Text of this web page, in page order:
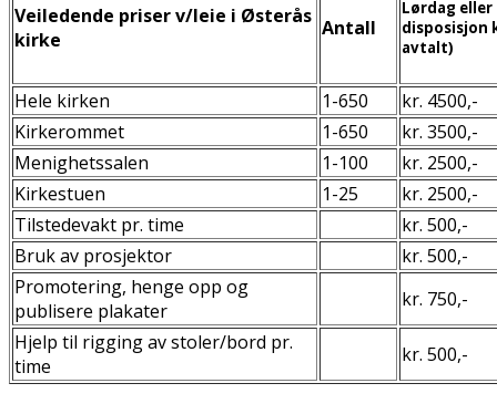
Veiledende priser v/leie i Østerås
kirke
Antall
Lørdag
disposisjon
avtalt)
Hele kirken 1-650
kr. 4500,-
Kirkerommet
1-650
kr. 3500,-
Menighetssalen
1-100
kr. 2500,-
Kirkestuen
1-25
kr. 2500,-
Tilstedevakt pr. time
kr. 500,-
Bruk av prosjektor
kr. 500,-
Promotering, henge opp og
publisere plakater
kr. 750,-
Hjelp til rigging av stoler/bord pr.
time
kr. 500,-